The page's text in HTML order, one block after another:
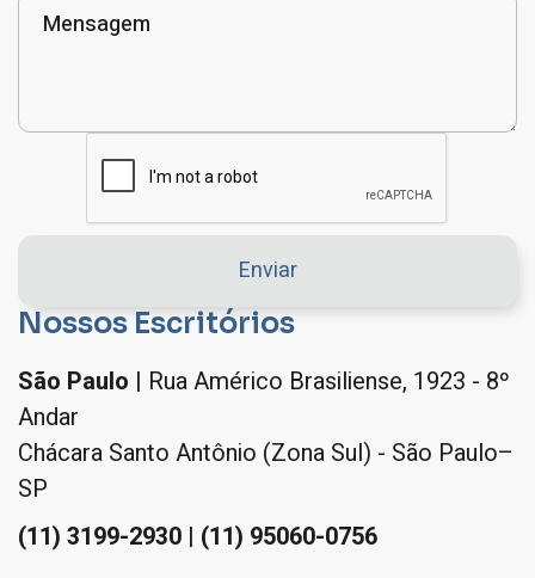
Nossos Escritórios
São Paulo | Rua Américo Brasiliense, 1923 - 8º
Andar
Chácara Santo Antônio (Zona Sul) - São Paulo–
SP
(11) 3199-2930 | (11) 95060-0756